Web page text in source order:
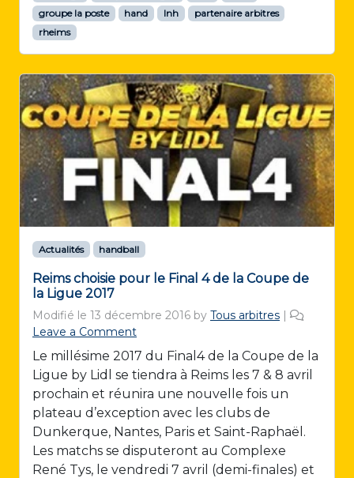
groupe la poste
hand lnh
partenaire arbitres
rheims
Actualités handball
Reims choisie pour le Final 4 de la Coupe de
la Ligue 2017
Modifié le 13 décembre 2016 by Tous arbitres |
Leave a Comment
Le millésime 2017 du Final4 de la Coupe de la
Ligue by Lidl se tiendra à Reims les 7 & 8 avril
prochain et réunira une nouvelle fois un
plateau d’exception avec les clubs de
Dunkerque, Nantes, Paris et Saint-Raphaël.
Les matchs se disputeront au Complexe
René Tys, le vendredi 7 avril (demi-finales) et